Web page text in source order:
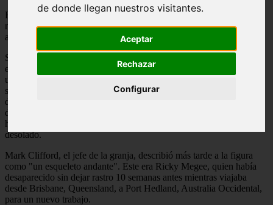
de donde llegan nuestros visitantes.
Aceptar
Rechazar
Configurar
Ricky Megee iba camino a un nuevo trabajo y posiblemente a un
nuevo comienzo en el Outback australiano cuando decidió darle un
aventón a un autoestopista.
Sin embargo, este acto de bondad se convirtió en una pesadilla para
el hombre de 35 años, ya que fue drogado y abandonado a morir en
uno de los entornos más hostiles del mundo, un misterio que sigue
siendo uno de los casos sin resolver más extraños y controvertidos
de Australia. En 2006, un grupo de jóvenes "jackaroos", o peones
de ganado, se topó con una escena impactante en el Outback: un
hombre gravemente desnutrido que vagaba solo en el desierto
desolado.
Mark Clifford, el jefe de la granja, describió más tarde a la figura
como "un esqueleto andante". Este era Ricky Megee, quien había
desaparecido sin dejar rastro 10 semanas antes mientras viajaba
desde Brisbane, Queensland, a Port Hedland, Australia Occidental,
para un nuevo trabajo.